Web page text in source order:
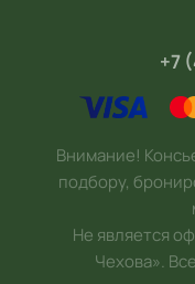
+7
Внимание!
подбору,
Не является
Чехова».